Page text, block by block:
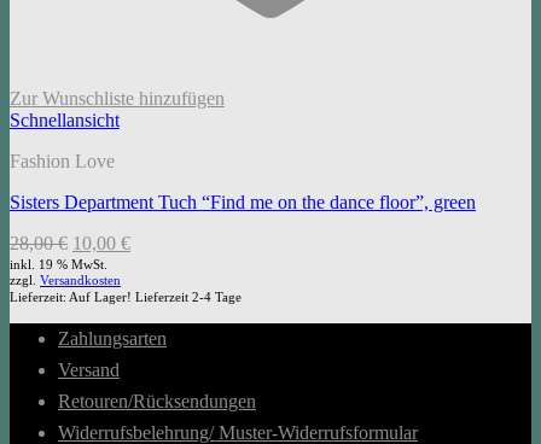
Zur Wunschliste hinzufügen
Schnellansicht
Fashion Love
Sisters Department Tuch “Find me on the dance floor”, green
28,00€ Ursprünglicher
Preis
war:
28,00 €
10,00 €Aktueller
10,00 €.
inkl. 19 % MwSt.
zzgl. Versandkosten
Lieferzeit: Auf Lager! Lieferzeit 2-4 Tage
Zahlungsarten
Versand
Retouren/Rücksendungen
Widerrufsbelehrung/ Muster-Widerrufsformular